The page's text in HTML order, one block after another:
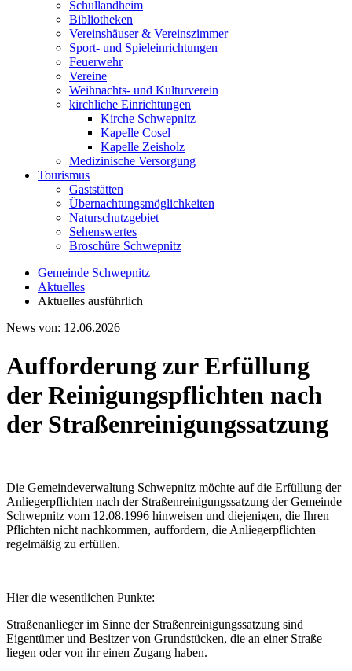
Schullandheim
Bibliotheken
Vereinshäuser & Vereinszimmer
Sport- und Spieleinrichtungen
Feuerwehr
Vereine
Weihnachts- und Kulturverein
kirchliche Einrichtungen
Kirche Schwepnitz
Kapelle Cosel
Kapelle Zeisholz
Medizinische Versorgung
Tourismus
Gaststätten
Übernachtungsmöglichkeiten
Naturschutzgebiet
Sehenswertes
Broschüre Schwepnitz
Gemeinde Schwepnitz
Aktuelles
Aktuelles ausführlich
News von: 12.06.2026
Aufforderung zur Erfüllung
der Reinigungspflichten nach
der Straßenreinigungssatzung
Die Gemeindeverwaltung Schwepnitz möchte auf die Erfüllung der
Anliegerpflichten nach der Straßenreinigungssatzung der Gemeinde
Schwepnitz vom 12.08.1996 hinweisen und diejenigen, die Ihren
Pflichten nicht nachkommen, auffordern, die Anliegerpflichten
regelmäßig zu erfüllen.
Hier die wesentlichen Punkte:
Straßenanlieger im Sinne der Straßenreinigungssatzung sind
Eigentümer und Besitzer von Grundstücken, die an einer Straße
liegen oder von ihr einen Zugang haben.